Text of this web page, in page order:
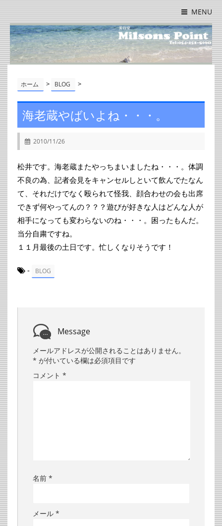
MENU
ホーム > BLOG >
海老蔵やばいよね・・・。
2010/11/26
松井です。海老蔵またやっちまいましたね・・・。体調
不良の為、記者会見をキャンセルしといて飲んでたなん
て、それだけでなく殴られて怪我、顔合わせの会も出席
できず何やってんの？？？遊びが好きな人はどんな人が
相手になっても変わらないのね・・・。困ったもんだ。
当分自粛ですね。
１１月最後の土日です。忙しくなりそうです！
- BLOG
Message
メールアドレスが公開されることはありません。
* が付いている欄は必須項目です
コメント *
名前 *
メール *